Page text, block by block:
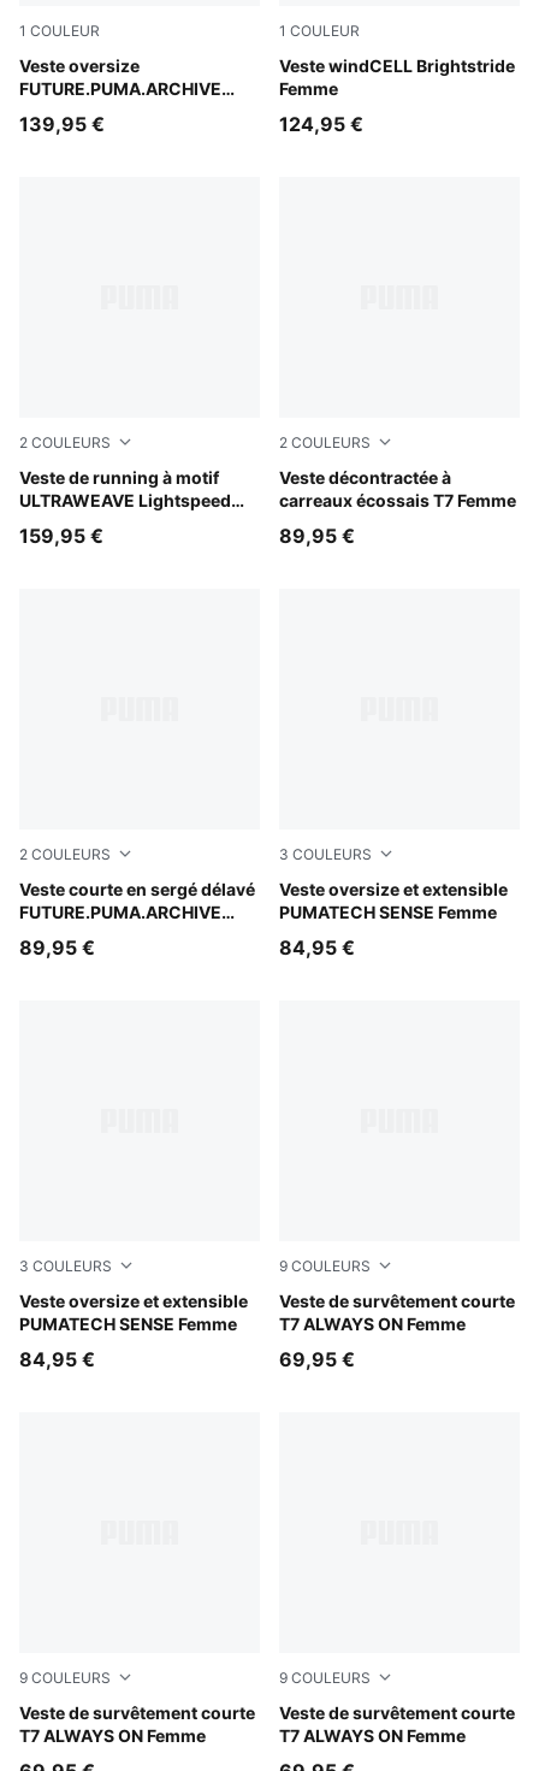
1 COULEUR
Veste oversize
FUTURE.PUMA.ARCHIVE
Puma Black
139,95 €
1 COULEUR
Veste windCELL Brightstride
Femme
Créme De Mint
124,95 €
2 COULEURS
Veste de running à motif
ULTRAWEAVE Lightspeed
Inky Depths
159,95 €
2 COULEURS
Veste décontractée à
carreaux écossais T7 Femme
Mouse Gray
89,95 €
2 COULEURS
Veste courte en sergé délavé
FUTURE.PUMA.ARCHIVE
Puma Black
89,95 €
3 COULEURS
Veste oversize et extensible
PUMATECH SENSE Femme
Chai Latte
84,95 €
3 COULEURS
Veste oversize et extensible
PUMATECH SENSE Femme
Inky Depths
84,95 €
9 COULEURS
Veste de survêtement courte
T7 ALWAYS ON Femme
Buttercream-Créme De Mint
69,95 €
9 COULEURS
Veste de survêtement courte
T7 ALWAYS ON Femme
Misty Pink
9 COULEURS
Veste de survêtement courte
T7 ALWAYS ON Femme
Inky Depths-Créme De Mint